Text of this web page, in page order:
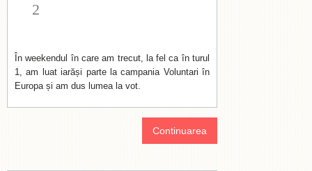
2
În weekendul în care am trecut, la fel ca în turul
1, am luat iarăși parte la campania Voluntari în
Europa și am dus lumea la vot.
Continuarea